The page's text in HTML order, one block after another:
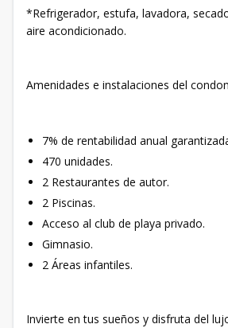
*Refrigerador, estufa, lavadora,
aire acondicionado.
Amenidades e instalaciones del
7% de rentabilidad anual
470 unidades.
2 Restaurantes de autor.
2 Piscinas.
Acceso al club de playa privado.
Gimnasio.
2 Áreas infantiles.
Invierte en tus sueños y disfruta del